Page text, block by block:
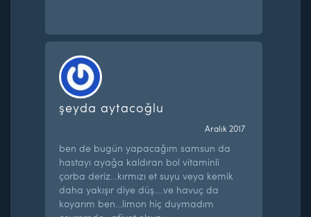
şeyda aytacoğlu
Aralık 2017
ben de bugün yapacağım samsun da
hastayı ayağa kaldıran bol vitaminli
çorba deriz…kırmızı et suyu veya kemik
daha yakışır diye düş….ve havuç da
koyarım ben…limon hiç duymadım